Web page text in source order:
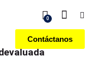
0
Contáctanos